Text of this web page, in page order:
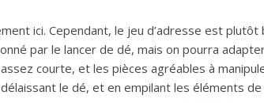
ici. Cependant, le jeu d’adresse est
par le lancer de dé, mais on pourra
courte, et les pièces agréables à
le dé, et en empilant les éléments